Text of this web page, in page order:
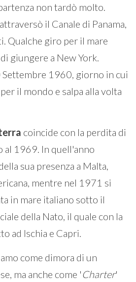
non tardò molto.
il Canale di Panama,
Qualche giro per il mare
giungere a New York.
Settembre 1960, giorno in cui
il mondo e salpa alla volta
coincide con la perdita di
al 1969. In quell'anno
sua presenza a Malta,
mentre nel 1971 si
in mare italiano sotto il
della Nato, il quale con la
ad Ischia e Capri.
come dimora di un
ma anche come 'Charter'